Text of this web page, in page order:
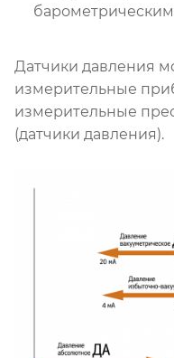
Датчики давления
измерительные
измерительные
(датчики давления).